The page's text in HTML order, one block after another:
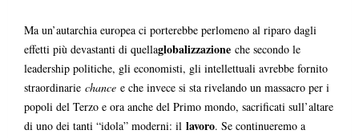
Ma un’autarchia europea ci porterebbe perlomeno al riparo dagli
effetti più devastanti di quellaglobalizzazione che secondo le
leadership politiche, gli economisti, gli intellettuali avrebbe fornito
straordinarie chance e che invece si sta rivelando un massacro per i
popoli del Terzo e ora anche del Primo mondo, sacrificati sull’altare
di uno dei tanti “idola” moderni: il lavoro. Se continueremo a